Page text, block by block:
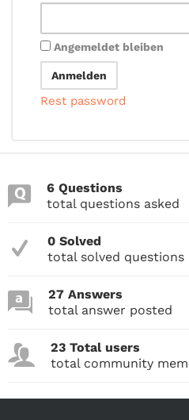
Angemeldet bleiben
Rest password
6 Questions
total questions asked
0 Solved
total solved questions
27 Answers
total answer posted
23 Total users
total community